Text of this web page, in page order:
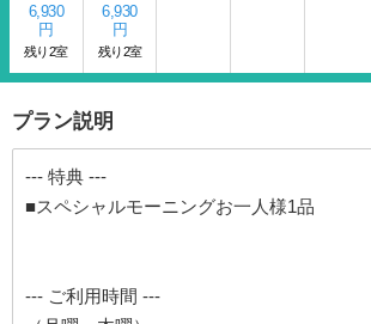
6,930
円
残り2室
6,930
円
残り2室
プラン説明
--- 特典 ---
■スペシャルモーニングお一人様1品
--- ご利用時間 ---